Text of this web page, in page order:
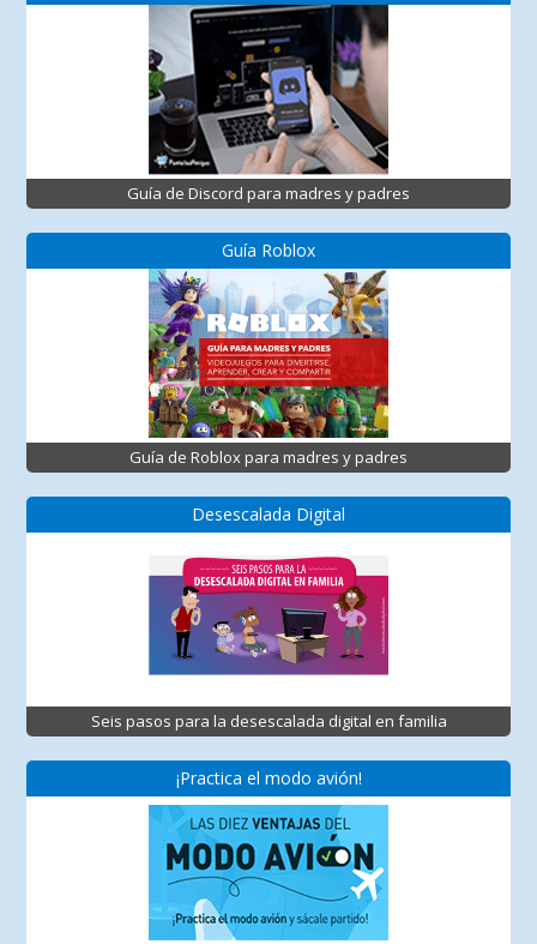
Guía de Discord para madres y padres
Guía Roblox
Guía de Roblox para madres y padres
Desescalada Digital
Seis pasos para la desescalada digital en familia
¡Practica el modo avión!